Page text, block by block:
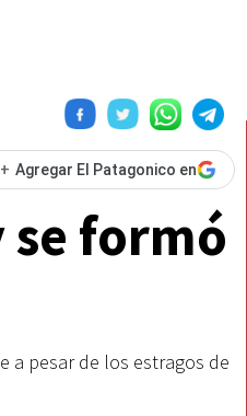
+ Agregar El Patagonico en
se formó
a pesar de los estragos de